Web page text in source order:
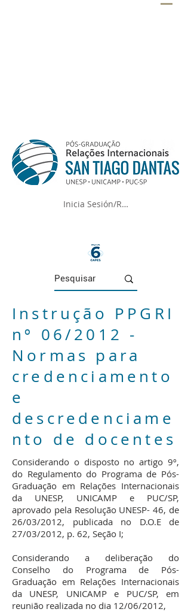
Inicia Sesión/Regístrate
Instrução PPGRI
nº 06/2012 -
Normas para
credenciamento
e
descredenciame
nto de docentes
Considerando o disposto no artigo 9º,
do Regulamento do Programa de Pós-
Graduação em Relações Internacionais
da UNESP, UNICAMP e PUC/SP,
aprovado pela Resolução UNESP- 46, de
26/03/2012, publicada no D.O.E de
27/03/2012, p. 62, Seção I;
Considerando a deliberação do
Conselho do Programa de Pós-
Graduação em Relações Internacionais
da UNESP, UNICAMP e PUC/SP, em
reunião realizada no dia 12/06/2012,